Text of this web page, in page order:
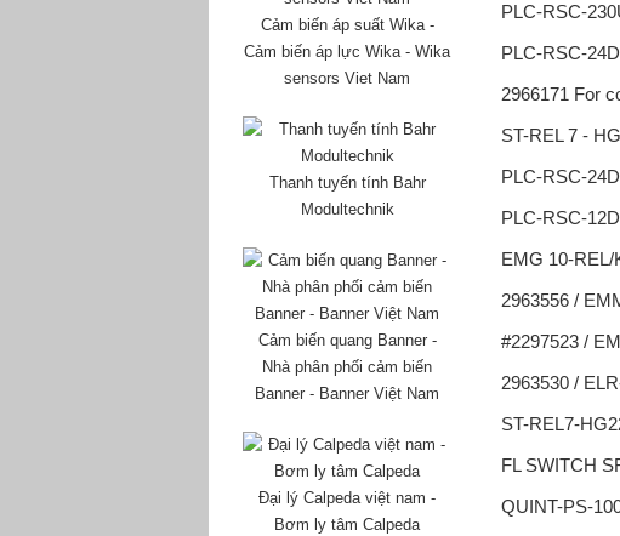
PLC-RSC-
PLC-RSC-
2966171 For
ST-REL 7 -
PLC-RSC-
PLC-RSC-
EMG 10-REL/
2963556 /
#2297523 /
2963530 /
ST-REL7-
FL SWITCH
QUINT-PS-
Cảm biến áp suất Wika -
Cảm biến áp lực Wika - Wika
sensors Viet Nam
Thanh tuyến tính Bahr
Modultechnik
Cảm biến quang Banner -
Nhà phân phối cảm biến
Banner - Banner Việt Nam
Đại lý Calpeda việt nam -
Bơm ly tâm Calpeda